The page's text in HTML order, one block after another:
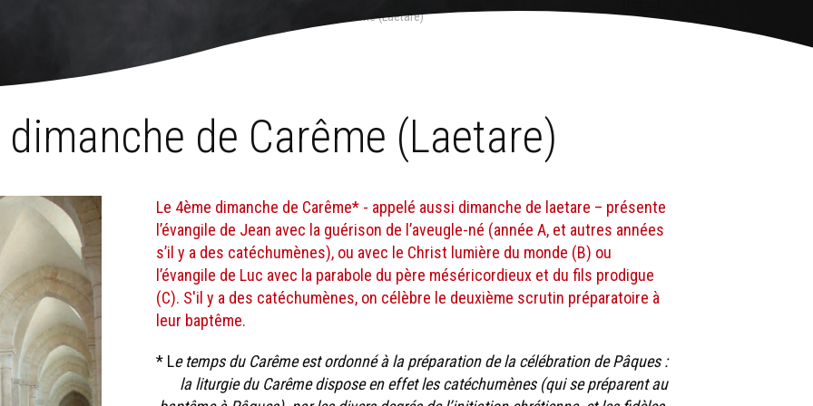
Le 4ème dimanche de Carême (Laetare)
dimanche de Carême (Laetare)
Le 4ème dimanche de Carême* - appelé aussi dimanche de laetare – présente
l’évangile de Jean avec la guérison de l’aveugle-né (année A, et autres années
s’il y a des catéchumènes), ou avec le Christ lumière du monde (B) ou
l’évangile de Luc avec la parabole du père méséricordieux et du fils prodigue
(C). S'il y a des catéchumènes, on célèbre le deuxième scrutin préparatoire à
leur baptême.
* Le temps du Carême est ordonné à la préparation de la célébration de Pâques :
la liturgie du Carême dispose en effet les catéchumènes (qui se préparent au